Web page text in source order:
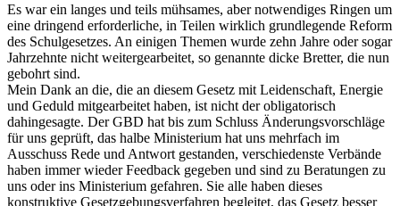
Es war ein langes und teils mühsames, aber notwendiges Ringen um
eine dringend erforderliche, in Teilen wirklich grundlegende Reform
des Schulgesetzes. An einigen Themen wurde zehn Jahre oder sogar
Jahrzehnte nicht weitergearbeitet, so genannte dicke Bretter, die nun
gebohrt sind.
Mein Dank an die, die an diesem Gesetz mit Leidenschaft, Energie
und Geduld mitgearbeitet haben, ist nicht der obligatorisch
dahingesagte. Der GBD hat bis zum Schluss Änderungsvorschläge
für uns geprüft, das halbe Ministerium hat uns mehrfach im
Ausschuss Rede und Antwort gestanden, verschiedenste Verbände
haben immer wieder Feedback gegeben und sind zu Beratungen zu
uns oder ins Ministerium gefahren. Sie alle haben dieses
konstruktive Gesetzgebungsverfahren begleitet, das Gesetz besser